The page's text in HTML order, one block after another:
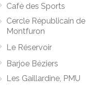
Café des Sports
Cercle Républicain de
Montfuron
Le Réservoir
Barjoe Béziers
Les Gaillardine, PMU